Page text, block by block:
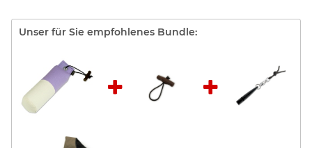
Unser für Sie empfohlenes Bundle: